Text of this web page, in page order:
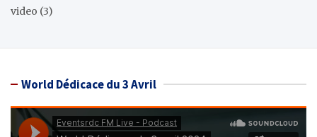
video (3)
World Dédicace du 3 Avril